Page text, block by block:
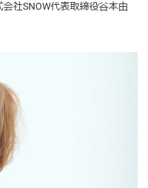
社SNOW代表取締役谷本由